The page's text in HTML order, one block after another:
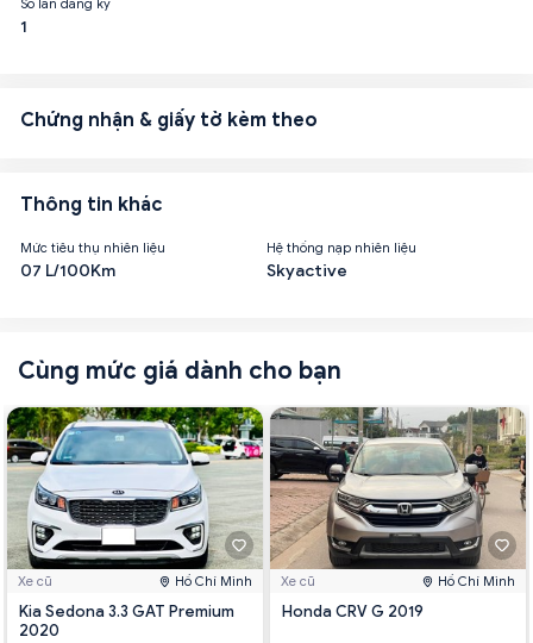
Số lần đăng ký
1
Chứng nhận & giấy tờ kèm theo
Thông tin khác
Mức tiêu thụ nhiên liệu
07 L/100Km
Hệ thống nạp nhiên liệu
Skyactive
Cùng mức giá dành cho bạn
Xe cũ Hồ Chí Minh
Kia Sedona 3.3 GAT Premium
2020
Xe cũ Hồ Chí Minh
Honda CRV G 2019